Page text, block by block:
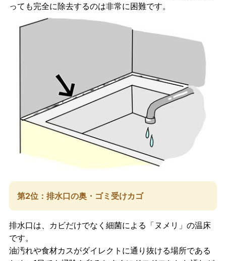
っても完全に除去するのは非常に困難です。
第2位：排水口の奥・ゴミ受けカゴ
排水口は、カビだけでなく細菌による「ヌメリ」の温床
です。
油汚れや食材カスがダイレクトに通り抜ける場所である